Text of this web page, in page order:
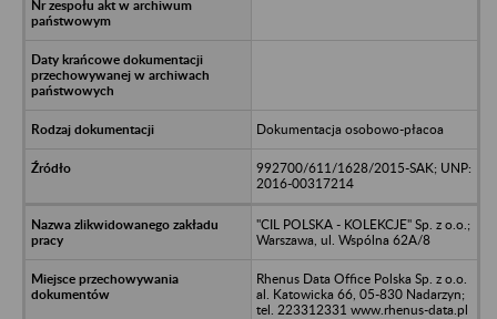
Dokumentacja osobowo-płacoa
992700/611/1628/2015-SAK; UNP:
2016-00317214
"CIL POLSKA - KOLEKCJE" Sp. z o.o.;
Warszawa, ul. Wspólna 62A/8
Rhenus Data Office Polska Sp. z o.o.
al. Katowicka 66, 05-830 Nadarzyn;
tel. 223312331 www.rhenus-data.pl